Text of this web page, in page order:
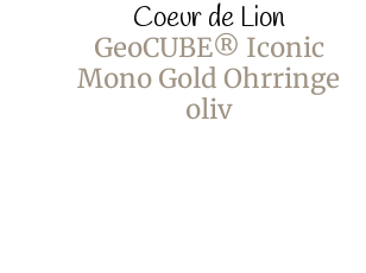
Coeur de Lion
GeoCUBE® Iconic
Mono Gold Ohrringe
oliv